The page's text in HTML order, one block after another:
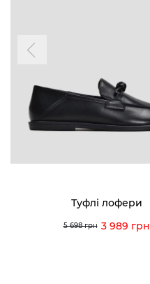
Туфлі лофери
5 698 грн 3 989 грн